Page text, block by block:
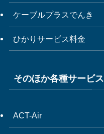
ケーブルプラスでんき
ひかりサービス料金
そのほか各種サービス
ACT-Air